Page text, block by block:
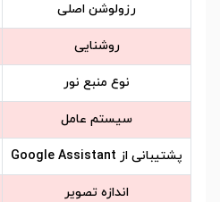
رزولوشن اصلی
روشنایی
نوع منبع نور
سیستم عامل
پشتیبانی از Google Assistant
اندازه تصویر